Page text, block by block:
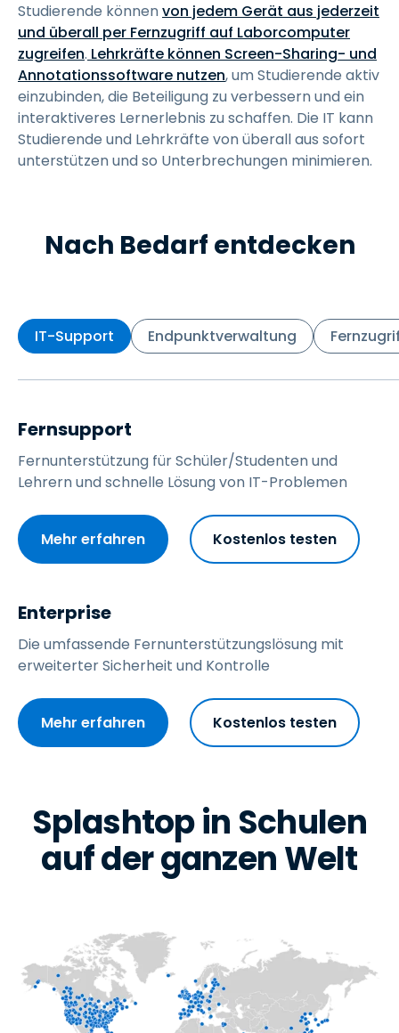
Studierende könnenvon jedem Gerät aus jederzeit
und überall per Fernzugriff auf Laborcomputer
zugreifen. Lehrkräfte können Screen-Sharing- und
Annotationssoftware nutzen, um Studierende aktiv
einzubinden, die Beteiligung zu verbessern und ein
interaktiveres Lernerlebnis zu schaffen. Die IT kann
Studierende und Lehrkräfte von überall aus sofort
unterstützen und so Unterbrechungen minimieren.
Nach Bedarf entdecken
IT-Support Endpunktverwaltung
Fernsupport
Fernunterstützung für Schüler/Studenten und
Lehrern und schnelle Lösung von IT-Problemen
Mehr erfahren Kostenlos testen
Enterprise
Die umfassende Fernunterstützungslösung mit
erweiterter Sicherheit und Kontrolle
Mehr erfahren Kostenlos testen
Splashtop in Schulen
auf der ganzen Welt